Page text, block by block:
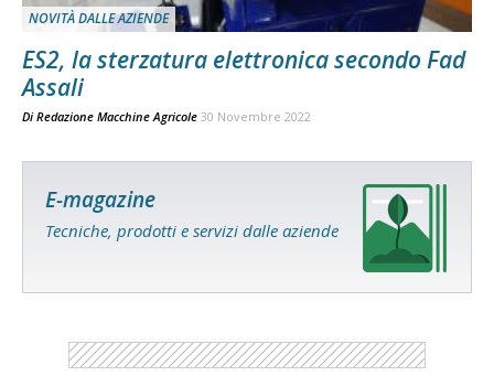
NOVITÀ DALLE AZIENDE
ES2, la sterzatura elettronica secondo Fad
Assali
Di Redazione Macchine Agricole 30 Novembre 2022
E-magazine
Tecniche, prodotti e servizi dalle aziende